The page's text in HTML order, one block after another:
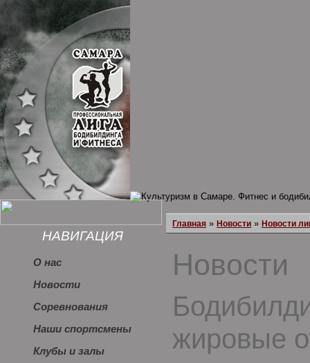
НАВИГАЦИЯ
О нас
Новости
Соревнования
Наши спортсмены
Клубы и залы
Главная » Новости » Новости
Новости
жировые